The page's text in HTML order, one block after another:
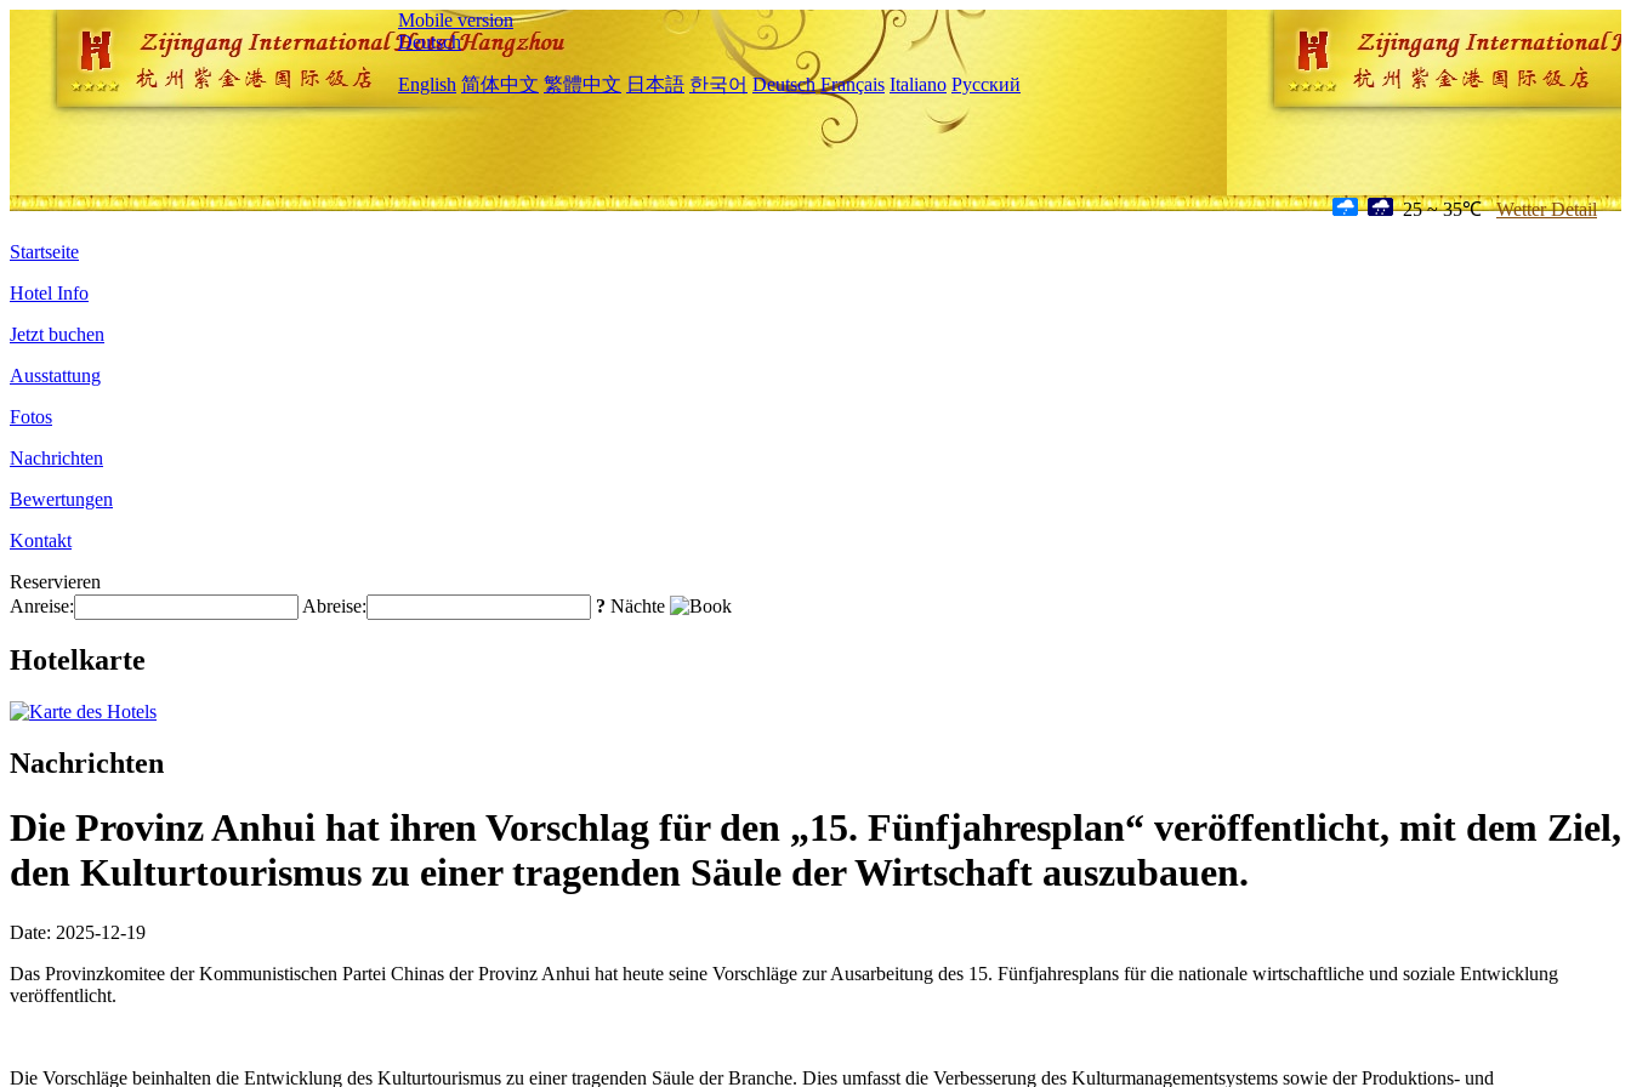
Mobile version
Deutsch
English 简体中文 繁體中文 日本語 한국어 Deutsch Français Italiano Русский
25 ~ 35℃ Wetter Detail
Startseite
Hotel Info
Jetzt buchen
Ausstattung
Fotos
Nachrichten
Bewertungen
Kontakt
Reservieren
Anreise:
Abreise: ? Nächte
Hotelkarte
Nachrichten
Die Provinz Anhui hat ihren Vorschlag für den „15. Fünfjahresplan“ veröffentlicht, mit dem Ziel,
den Kulturtourismus zu einer tragenden Säule der Wirtschaft auszubauen.
Date: 2025-12-19
Das Provinzkomitee der Kommunistischen Partei Chinas der Provinz Anhui hat heute seine Vorschläge zur Ausarbeitung des 15. Fünfjahresplans für die nationale wirtschaftliche und soziale Entwicklung
veröffentlicht.
Die Vorschläge beinhalten die Entwicklung des Kulturtourismus zu einer tragenden Säule der Branche. Dies umfasst die Verbesserung des Kulturmanagementsystems sowie der Produktions- und